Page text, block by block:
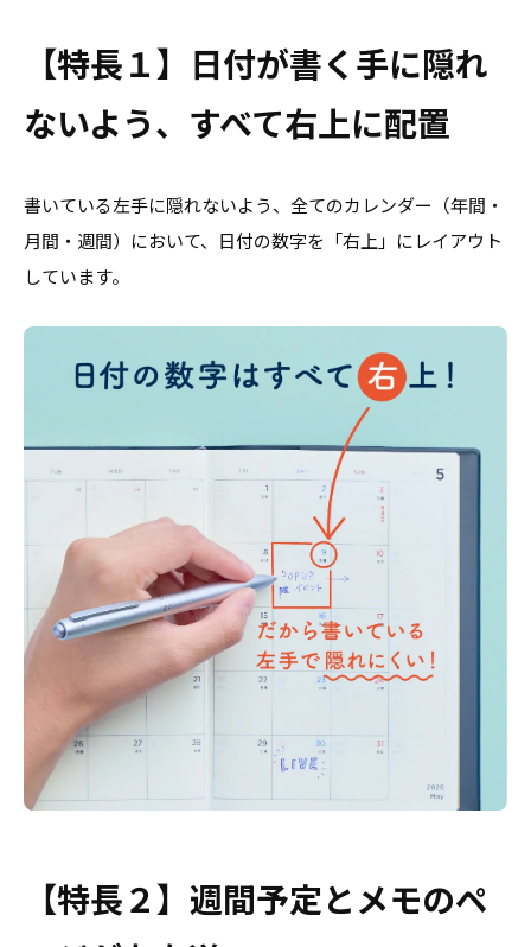
【特長１】日付が書く手に隠れ
ないよう、すべて右上に配置
書いている左手に隠れないよう、全てのカレンダー（年間・
月間・週間）において、日付の数字を「右上」にレイアウト
しています。
【特長２】週間予定とメモのペ